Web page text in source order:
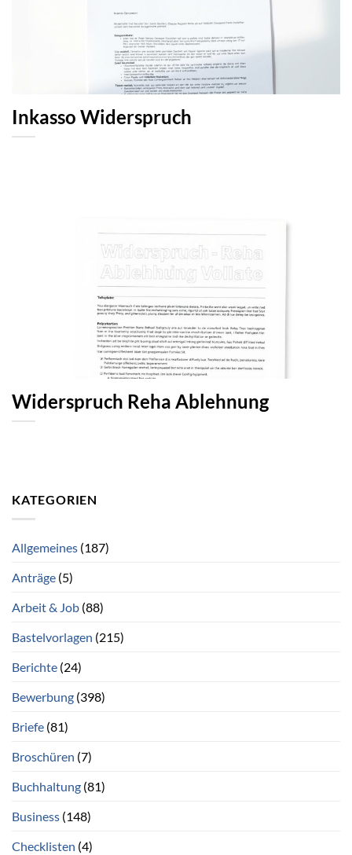
Inkasso Widerspruch
Widerspruch Reha Ablehnung
KATEGORIEN
Allgemeines (187)
Anträge (5)
Arbeit & Job (88)
Bastelvorlagen (215)
Berichte (24)
Bewerbung (398)
Briefe (81)
Broschüren (7)
Buchhaltung (81)
Business (148)
Checklisten (4)